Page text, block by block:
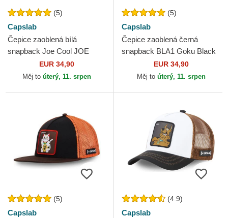
(5)
Capslab
Čepice zaoblená bílá
snapback Joe Cool JOE
Snoopy Arašídy Capslab
EUR 34,90
Měj to úterý, 11. srpen
(5)
Capslab
Čepice zaoblená černá
snapback BLA1 Goku Black
Dragon Ball Capslab
EUR 34,90
Měj to úterý, 11. srpen
(5)
Capslab
(4.9)
Capslab